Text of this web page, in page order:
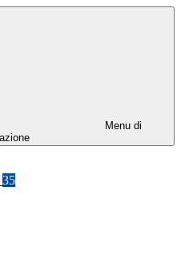
Menu di
35